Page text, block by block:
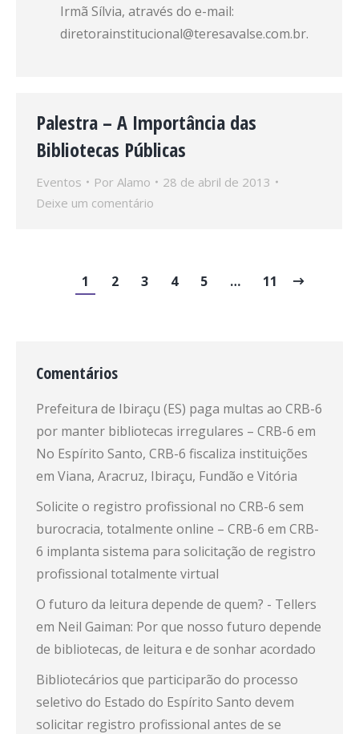
Irmã Sílvia, através do e-mail:
diretorainstitucional@teresavalse.com.br.
Palestra – A Importância das
Bibliotecas Públicas
Eventos Por Alamo
28 de abril de 2013
Deixe um comentário
1 2 3 4 5 … 11
Comentários
Prefeitura de Ibiraçu (ES) paga multas ao CRB-6
por manter bibliotecas irregulares – CRB-6 em
No Espírito Santo, CRB-6 fiscaliza instituições
em Viana, Aracruz, Ibiraçu, Fundão e Vitória
Solicite o registro profissional no CRB-6 sem
burocracia, totalmente online – CRB-6 em CRB-
6 implanta sistema para solicitação de registro
profissional totalmente virtual
O futuro da leitura depende de quem? - Tellers
em Neil Gaiman: Por que nosso futuro depende
de bibliotecas, de leitura e de sonhar acordado
Bibliotecários que participarão do processo
seletivo do Estado do Espírito Santo devem
solicitar registro profissional antes de se